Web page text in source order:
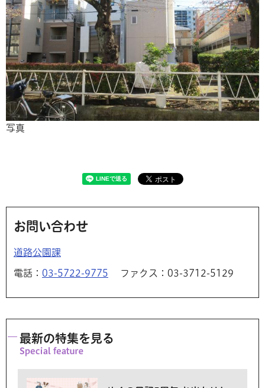
写真
お問い合わせ
道路公園課
電話： 03-5722-9775 ファクス：03-3712-5129
最新の特集を見る